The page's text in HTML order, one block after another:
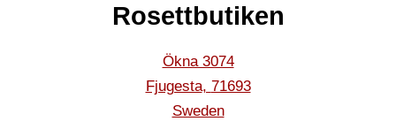
Rosettbutiken
Ökna 3074
Fjugesta, 71693
Sweden